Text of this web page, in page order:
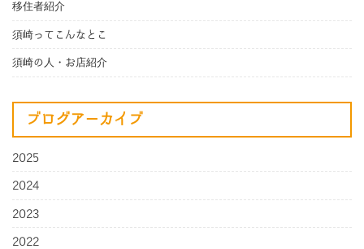
移住者紹介
須崎ってこんなとこ
須崎の人・お店紹介
ブログアーカイブ
2025
2024
2023
2022